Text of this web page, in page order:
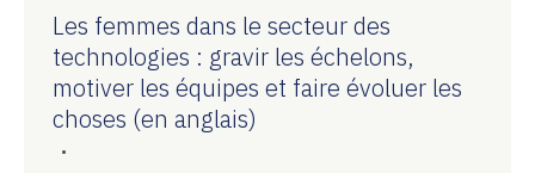
Les femmes dans le secteur des
technologies : gravir les échelons,
motiver les équipes et faire évoluer les
choses (en anglais)
•